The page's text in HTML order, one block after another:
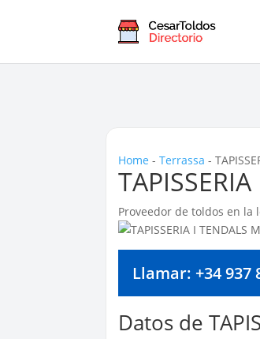
Home -Terrassa -
Proveedor de toldos en la
Llamar: +34 937
Datos de